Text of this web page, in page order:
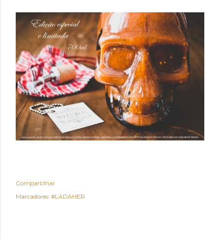
Compartilhar
Marcadores: #LADAHER